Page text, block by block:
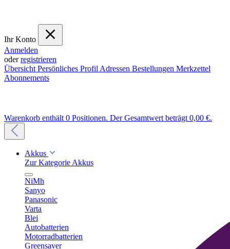
Ihr Konto
Anmelden
oderregistrieren
Übersicht Persönliches Profil Adressen Bestellungen Merkzettel
Abonnements
Warenkorb enthält 0 Positionen. Der Gesamtwert beträgt 0,00 €.
Akkus
Zur Kategorie Akkus
NiMh
Sanyo
Panasonic
Varta
Blei
Autobatterien
Motorradbatterien
Greensaver